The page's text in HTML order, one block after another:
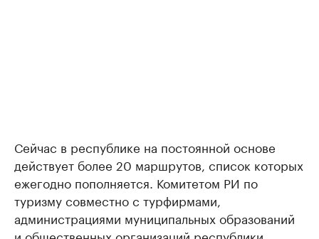
Сейчас в республике на постоянной основе
действует более 20 маршрутов, список которых
ежегодно пополняется. Комитетом РИ по
туризму совместно с турфирмами,
администрациями муниципальных образований